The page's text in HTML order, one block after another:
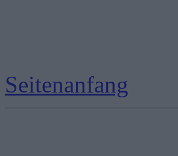
Seitenanfang